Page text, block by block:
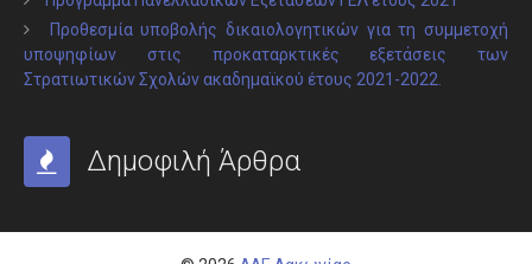
Προθεσμία υποβολής δικαιολογητικών για τη συμμετοχή
υποψηφίων στις προκαταρκτικές εξετάσεις των
Στρατιωτικών Σχολών ακαδημαϊκού έτους 2021-2022.
Δημοφιλή Άρθρα